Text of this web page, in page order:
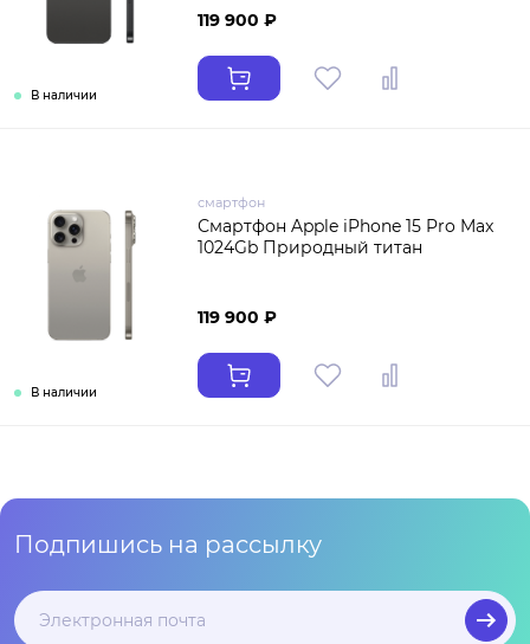
В наличии
119 900 ₽
В наличии
смартфон
Смартфон Apple iPhone 15 Pro Max
1024Gb Природный титан
119 900 ₽
Подпишись на рассылку